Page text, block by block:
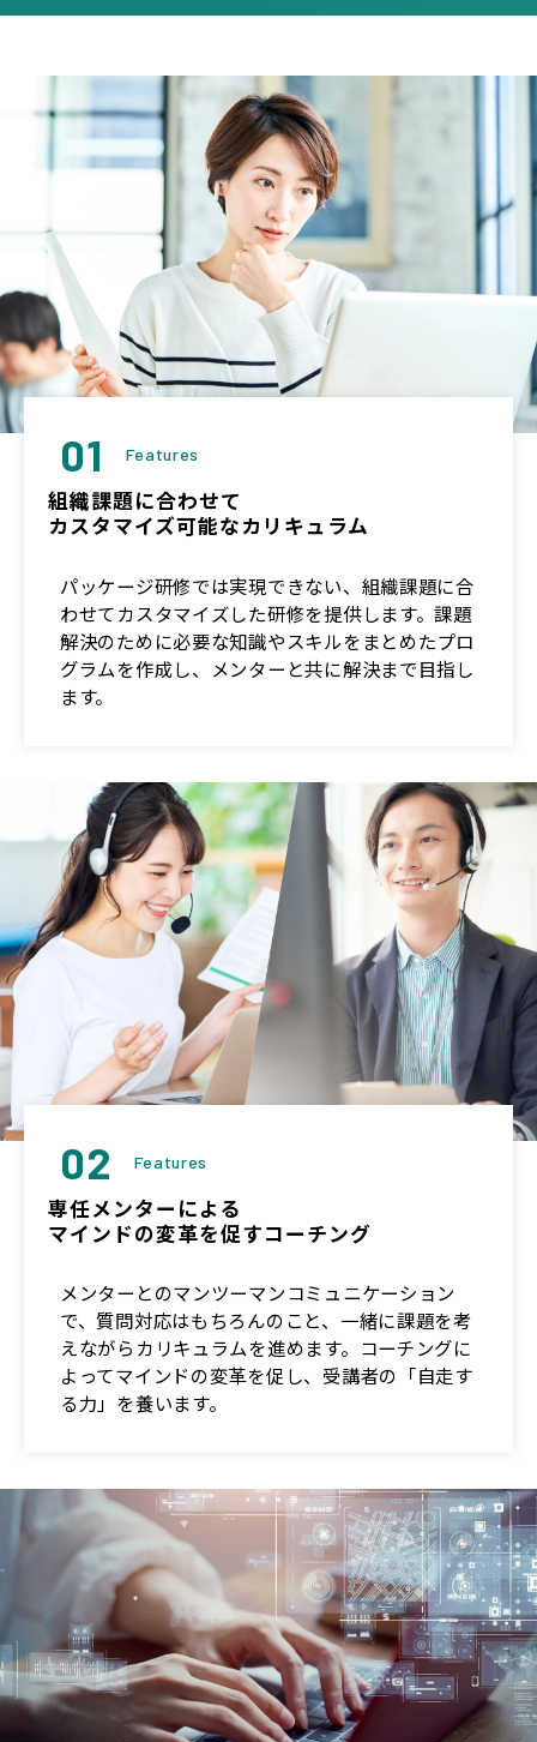
01 Features
組織課題に合わせて
カスタマイズ可能なカリキュラム
パッケージ研修では実現できない、組織課題に合
わせてカスタマイズした研修を提供します。課題
解決のために必要な知識やスキルをまとめたプロ
グラムを作成し、メンターと共に解決まで目指し
ます。
02 Features
専任メンターによる
マインドの変革を促すコーチング
メンターとのマンツーマンコミュニケーション
で、質問対応はもちろんのこと、一緒に課題を考
えながらカリキュラムを進めます。コーチングに
よってマインドの変革を促し、受講者の「自走す
る力」を養います。